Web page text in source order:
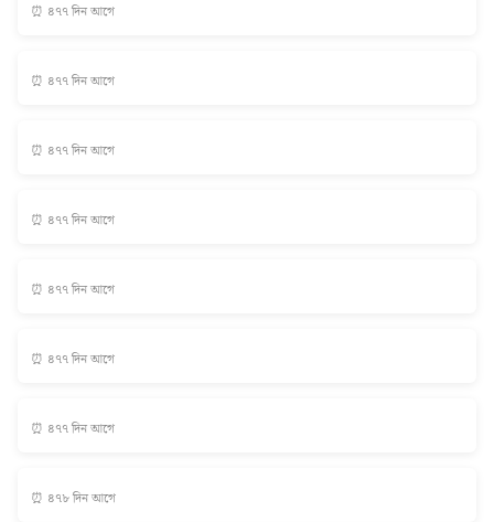
⏰ ৪৭৭ দিন আগে
⏰ ৪৭৭ দিন আগে
⏰ ৪৭৭ দিন আগে
⏰ ৪৭৭ দিন আগে
⏰ ৪৭৭ দিন আগে
⏰ ৪৭৭ দিন আগে
⏰ ৪৭৭ দিন আগে
⏰ ৪৭৮ দিন আগে